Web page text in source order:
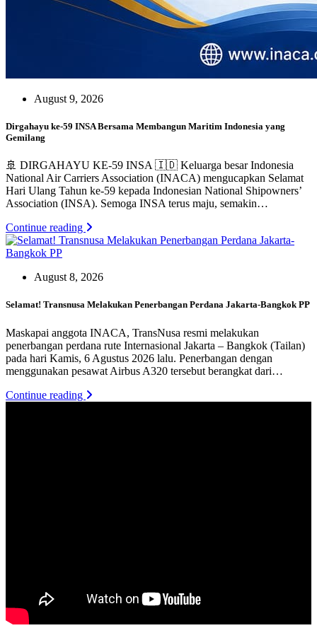
August 9, 2026
Dirgahayu ke-59 INSA Bersama Membangun Maritim Indonesia yang
Gemilang
🚢 DIRGAHAYU KE-59 INSA 🇮🇩 Keluarga besar Indonesia
National Air Carriers Association (INACA) mengucapkan Selamat
Hari Ulang Tahun ke-59 kepada Indonesian National Shipowners’
Association (INSA). Semoga INSA terus maju, semakin…
Continue reading
August 8, 2026
Selamat! Transnusa Melakukan Penerbangan Perdana Jakarta-Bangkok PP
Maskapai anggota INACA, TransNusa resmi melakukan
penerbangan perdana rute Internasional Jakarta – Bangkok (Tailan)
pada hari Kamis, 6 Agustus 2026 lalu. Penerbangan dengan
menggunakan pesawat Airbus A320 tersebut berangkat dari…
Continue reading